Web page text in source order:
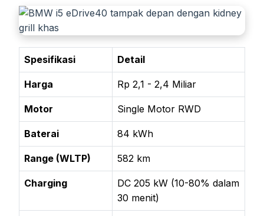
Spesifikasi Detail
Harga Rp 2,1 - 2,4 Miliar
Motor Single Motor RWD
Baterai 84 kWh
Range (WLTP) 582 km
Charging
DC 205 kW (10-80% dalam
30 menit)